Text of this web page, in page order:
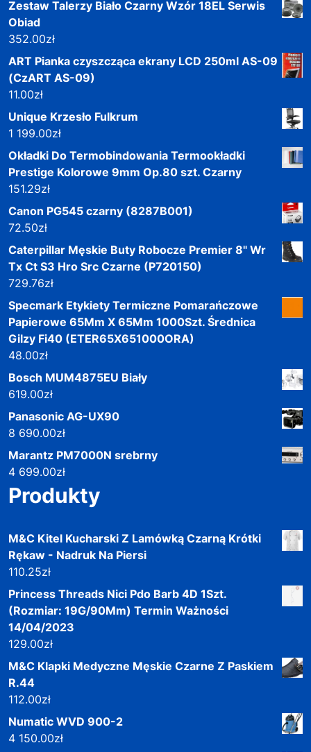
Zestaw Talerzy Biało Czarny Wzór 18EL Serwis
Obiad
352.00zł
ART Pianka czyszcząca ekrany LCD 250ml AS-09
(CzART AS-09)
11.00zł
Unique Krzesło Fulkrum
1 199.00zł
Okładki Do Termobindowania Termookładki
Prestige Kolorowe 9mm Op.80 szt. Czarny
151.29zł
Canon PG545 czarny (8287B001)
72.50zł
Caterpillar Męskie Buty Robocze Premier 8" Wr
Tx Ct S3 Hro Src Czarne (P720150)
729.76zł
Specmark Etykiety Termiczne Pomarańczowe
Papierowe 65Mm X 65Mm 1000Szt. Średnica
Gilzy Fi40 (ETER65X651000ORA)
48.00zł
Bosch MUM4875EU Biały
619.00zł
Panasonic AG-UX90
8 690.00zł
Marantz PM7000N srebrny
4 699.00zł
Produkty
M&C Kitel Kucharski Z Lamówką Czarną Krótki
Rękaw - Nadruk Na Piersi
110.25zł
Princess Threads Nici Pdo Barb 4D 1Szt.
(Rozmiar: 19G/90Mm) Termin Ważności
14/04/2023
129.00zł
M&C Klapki Medyczne Męskie Czarne Z Paskiem
R.44
112.00zł
Numatic WVD 900-2
4 150.00zł